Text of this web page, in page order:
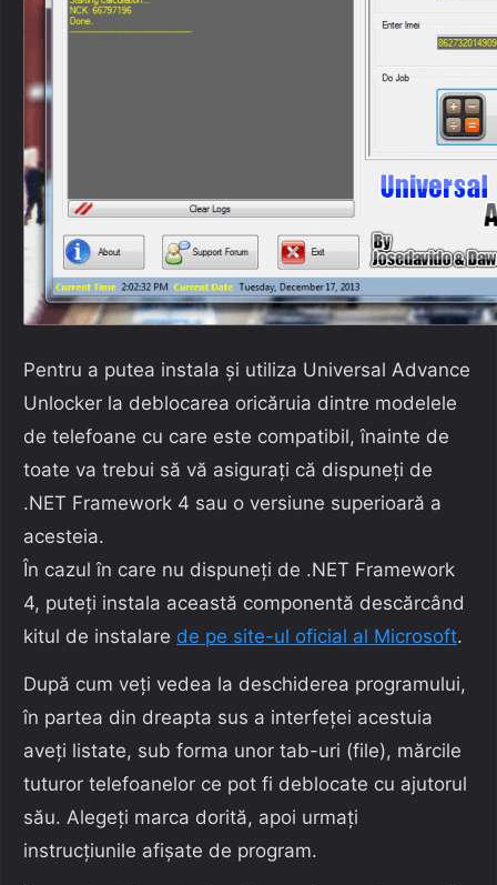
Pentru a putea instala și utiliza Universal Advance
Unlocker la deblocarea oricăruia dintre modelele
de telefoane cu care este compatibil, înainte de
toate va trebui să vă asigurați că dispuneți de
.NET Framework 4 sau o versiune superioară a
acesteia.
În cazul în care nu dispuneți de .NET Framework
4, puteți instala această componentă descărcând
kitul de instalare de pe site-ul oficial al Microsoft.
După cum veți vedea la deschiderea programului,
în partea din dreapta sus a interfeței acestuia
aveți listate, sub forma unor tab-uri (file), mărcile
tuturor telefoanelor ce pot fi deblocate cu ajutorul
său. Alegeți marca dorită, apoi urmați
instrucțiunile afișate de program.